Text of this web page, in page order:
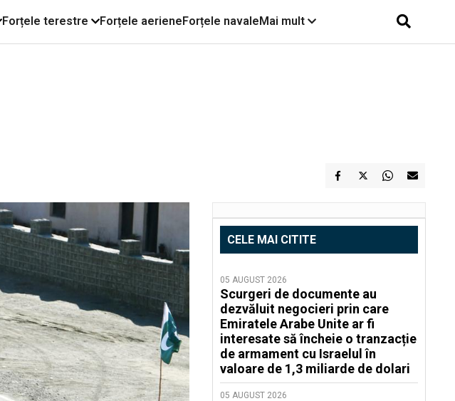
Forțele terestre Forțele aerieneForțele navaleMai mult
CELE MAI CITITE
05 AUGUST 2026
Scurgeri de documente au
dezvăluit negocieri prin care
Emiratele Arabe Unite ar fi
interesate să încheie o tranzacție
de armament cu Israelul în
valoare de 1,3 miliarde de dolari
05 AUGUST 2026